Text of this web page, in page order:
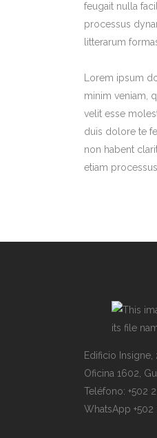
feugait nulla
processus
litterarum
Lorem ipsum
minim veniam,
velit esse
duis dolore te
non habent
etiam
Edificio Insigne,
Oficina 1602,
Teléfono: +502
WhatsApp